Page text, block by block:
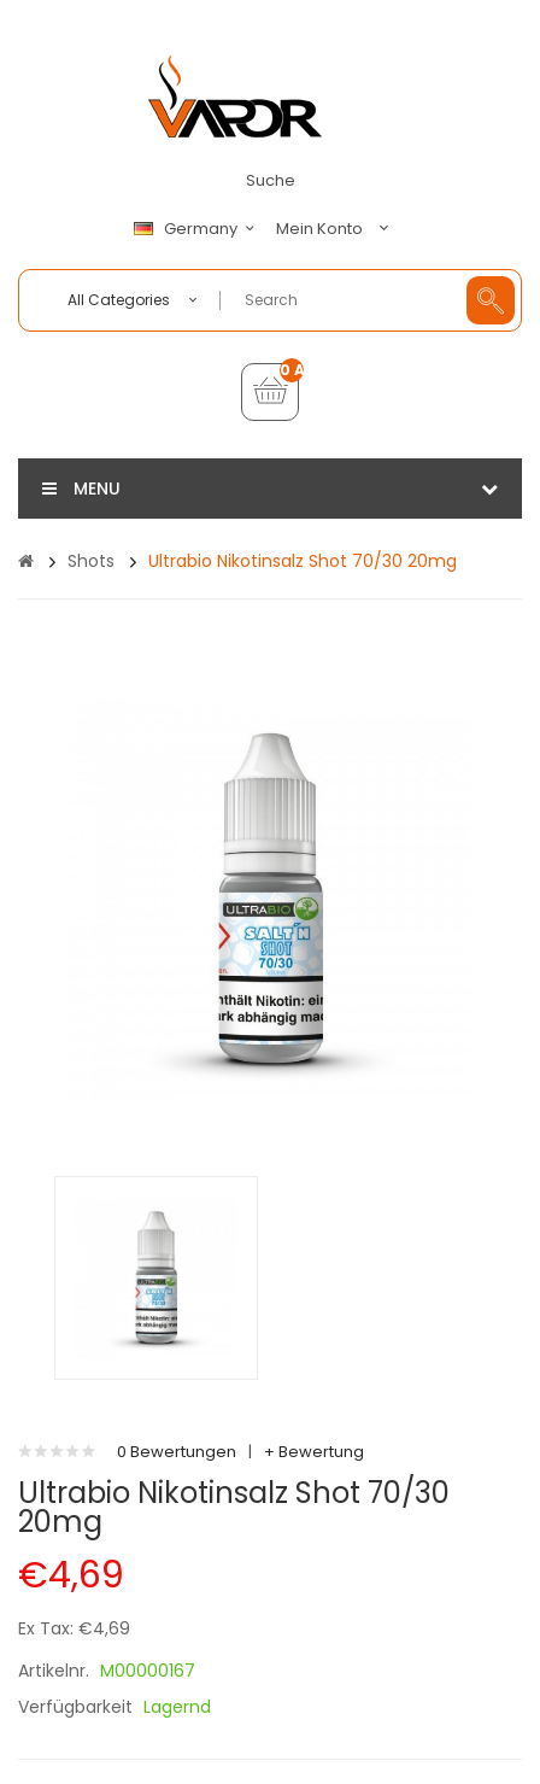
Suche
Germany Mein Konto
All Categories
0 Artikel - €0,00
MENU
Shots Ultrabio Nikotinsalz Shot 70/30 20mg
0 Bewertungen | + Bewertung
Ultrabio Nikotinsalz Shot 70/30
20mg
€4,69
Ex Tax: €4,69
Artikelnr. M00000167
Verfügbarkeit Lagernd